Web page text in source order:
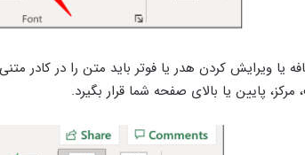
یا ویرایش کردن هدر یا فوتر باید متن را در کادر
پایین یا بالای صفحه شما قرار بگیرد.